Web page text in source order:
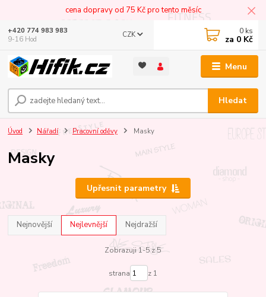
cena dopravy od 75 Kč pro tento měsíc
Menu
CZK
Hledat
+420 774 983 983
9-16 Hod
0 ks
za 0 Kč
Úvod Nářadí Pracovní oděvy Masky
Masky
Upřesnit parametry
Nejnovější Nejlevnější Nejdražší
Zobrazuji 1-5 z 5
strana z 1